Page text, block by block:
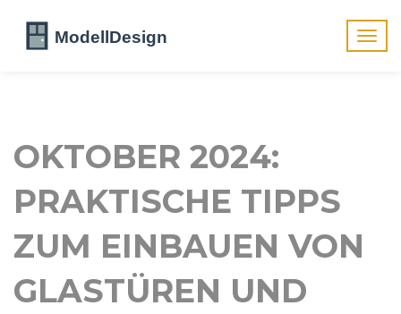
OKTOBER 2024:
PRAKTISCHE TIPPS
ZUM EINBAUEN VON
GLASTÜREN UND